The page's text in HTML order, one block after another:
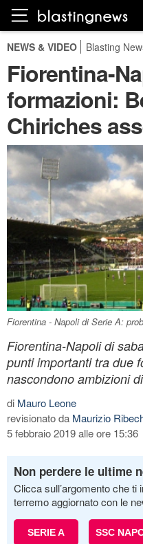
NEWS & VIDEO Blasting
Fiorentina-
formazioni:
Chiriches
Fiorentina - Napoli di Serie A:
Fiorentina-Napoli di
punti importanti tra due
nascondono ambizioni
di Mauro Leone
revisionato da Maurizio
5 febbraio 2019 alle ore 15:36
Non perdere le ultime
Clicca sull’argomento che ti
terremo aggiornato con le
SERIE A SSC